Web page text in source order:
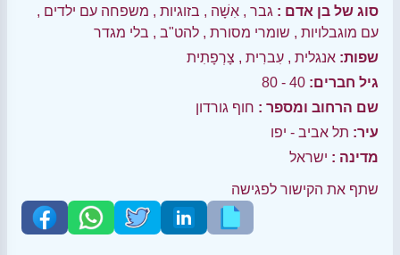
סוג של בן אדם : גבר , אִשָׁה , בזוגיות , משפחה עם ילדים ,
עם מוגבלויות , שומרי מסורת , להט"ב , בלי מגדר
שפות: אנגלית , עִברִית , צָרְפָתִית
גיל חברים: 40 - 80
שם הרחוב ומספר : חוף גורדון
עיר: תל אביב - יפו
מדינה : ישראל
שתף את הקישור לפגישה